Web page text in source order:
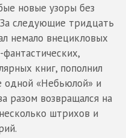
новые узоры без
следующие тридцать
немало внецикловых
книг, пополнил
«Небьюлой» и
разом возвращался на
штрихов и